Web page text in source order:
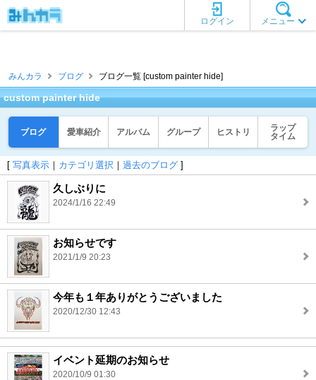
メニュー
ログイン
みんカラ ブログ ブログ一覧 [custom painter hide]
custom painter hide
ブログ 愛車紹介 アルバム グループ ヒストリ
ラップ
タイム
[ 写真表示 ｜ カテゴリ選択 ｜ 過去のブログ ]
久しぶりに
2024/1/16 22:49
お知らせです
2021/1/9 20:23
今年も１年ありがとうございました
2020/12/30 12:43
イベント延期のお知らせ
2020/10/9 01:30